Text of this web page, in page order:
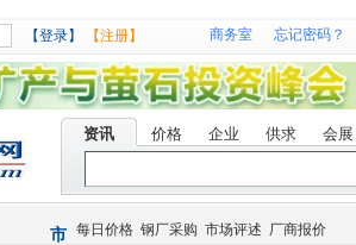
【登录】 【注册】 商务室 忘记密码？
资讯 价格 企业 供求 会展
市 每日价格 钢厂采购 市场评述 厂商报价